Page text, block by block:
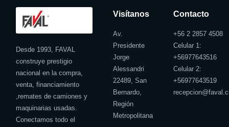
Desde 1993, FAVAL
construye prestigio
nacional en la compra,
venta, financiamiento
,remates de camiones y
maquinarias usadas.
Conectamos todo el
Visítanos
Av.
Presidente
Jorge
Alessandri
22489, San
Bernardo,
Región
Metropolitana
Contacto
+56 2 2857 4508
Celular 1:
+56977643516
Celular 2:
+56977643519